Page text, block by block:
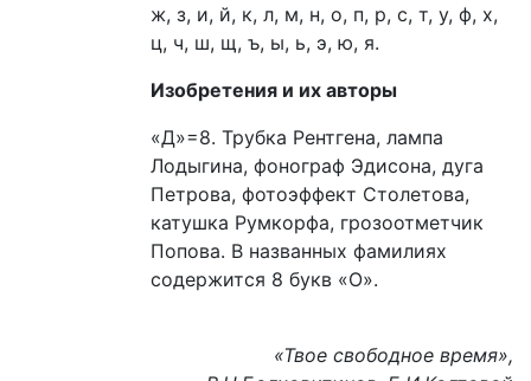
ж, з, и, й, к, л, м, н, о, п, р, с, т, у, ф, х,
ц, ч, ш, щ, ъ, ы, ь, э, ю, я.
Изобретения и их авторы
«Д»=8. Трубка Рентгена, лампа
Лодыгина, фонограф Эдисона, дуга
Петрова, фотоэффект Столетова,
катушка Румкорфа, грозоотметчик
Попова. В названных фамилиях
содержится 8 букв «О».
«Твое свободное время»,